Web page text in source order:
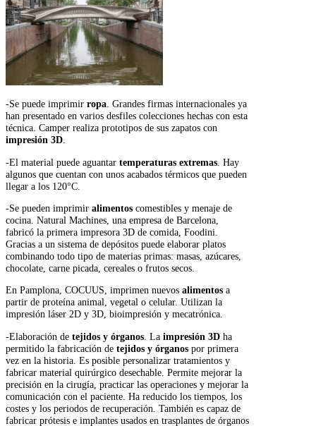
-Se puede imprimir ropa. Grandes firmas internacionales ya
han presentado en varios desfiles colecciones hechas con esta
técnica. Camper realiza prototipos de sus zapatos con
impresión 3D.
-El material puede aguantar temperaturas extremas . Hay
algunos que cuentan con unos acabados térmicos que pueden
llegar a los 120°C.
-Se pueden imprimir alimentos comestibles y menaje de
cocina. Natural Machines, una empresa de Barcelona,
fabricó la primera impresora 3D de comida, Foodini.
Gracias a un sistema de depósitos puede elaborar platos
combinando todo tipo de materias primas: masas, azúcares,
chocolate, carne picada, cereales o frutos secos.
En Pamplona, COCUUS, imprimen nuevos alimentos a
partir de proteína animal, vegetal o celular. Utilizan la
impresión láser 2D y 3D, bioimpresión y mecatrónica.
-Elaboración de tejidos y órganos . La impresión 3D ha
permitido la fabricación de tejidos y órganos por primera
vez en la historia. Es posible personalizar tratamientos y
fabricar material quirúrgico desechable. Permite mejorar la
precisión en la cirugía, practicar las operaciones y mejorar la
comunicación con el paciente. Ha reducido los tiempos, los
costes y los periodos de recuperación. También es capaz de
fabricar prótesis e implantes usados en trasplantes de órganos